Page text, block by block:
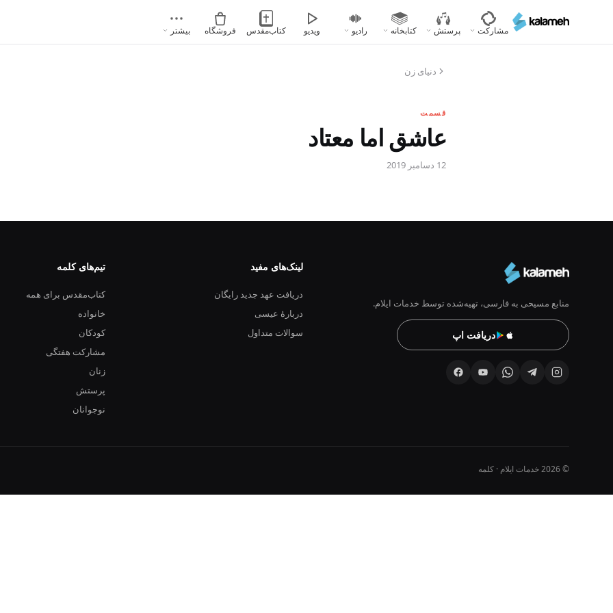
محتوای
مشارکت پرستش کتابخانه رادیو ویدیو کتاب‌مقدس فروشگاه بیشتر
دنیای زن
قسمت
عاشق اما معتاد
12 دسامبر 2019
منابع مسیحی به فارسی، تهیه‌شده توسط خدمات ایلام.
دریافت اپ
لینک‌های مفید
دریافت عهد جدید رایگان
دربارهٔ عیسی
سوالات متداول
تیم‌های کلمه
کتاب‌مقدس برای همه
خانواده
کودکان
مشارکت هفتگی
زنان
پرستش
نوجوانان
© 2026 خدمات ایلام · کلمه